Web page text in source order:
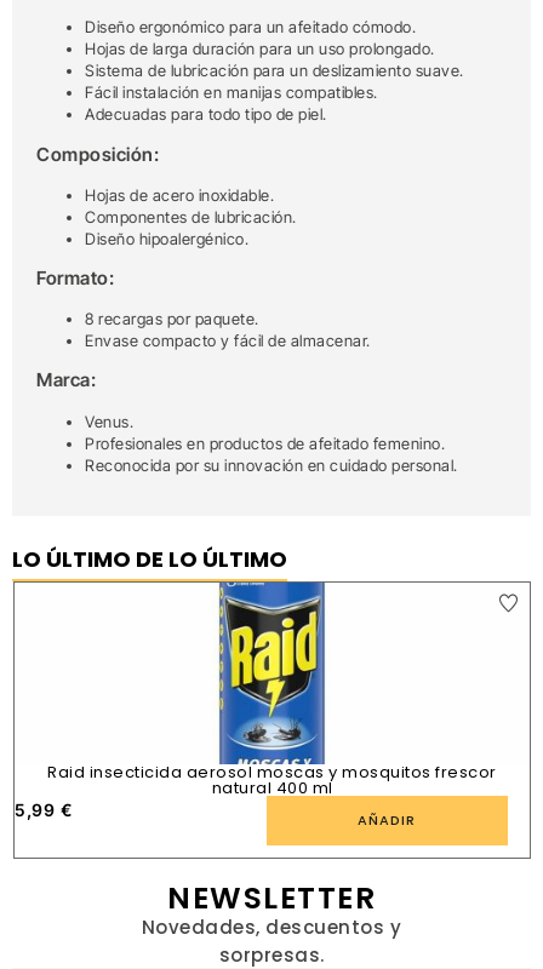
Diseño ergonómico para un afeitado cómodo.
Hojas de larga duración para un uso prolongado.
Sistema de lubricación para un deslizamiento suave.
Fácil instalación en manijas compatibles.
Adecuadas para todo tipo de piel.
Composición:
Hojas de acero inoxidable.
Componentes de lubricación.
Diseño hipoalergénico.
Formato:
8 recargas por paquete.
Envase compacto y fácil de almacenar.
Marca:
Venus.
Profesionales en productos de afeitado femenino.
Reconocida por su innovación en cuidado personal.
LO ÚLTIMO DE LO ÚLTIMO
Raid insecticida aerosol moscas y mosquitos frescor
natural 400 ml
5,99 € AÑADIR
NEWSLETTER
Novedades, descuentos y
sorpresas.